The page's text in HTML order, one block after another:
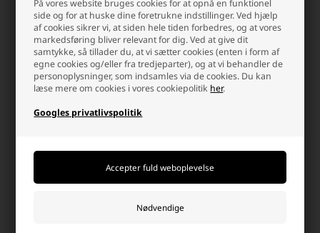
På vores website bruges cookies for at opnå en funktionel
side og for at huske dine foretrukne indstillinger. Ved hjælp
af cookies sikrer vi, at siden hele tiden forbedres, og at vores
markedsføring bliver relevant for dig. Ved at give dit
samtykke, så tillader du, at vi sætter cookies (enten i form af
egne cookies og/eller fra tredjeparter), og at vi behandler de
personoplysninger, som indsamles via de cookies. Du kan
læse mere om cookies i vores cookiepolitik her.
Googles privatlivspolitik
Skab (u)hyggelig stemning med LED
Lyskæder til edderkoppepynt
For at skabe den perfekte uhyggelige stemning til Halloween, er
LED lyskæder et must! De giver det helt rette, dunkle lys, som får
mere skræmmende. Med LED lyskæder kan du nemt tilføje en
fremhæve din pynt på en dramatisk måde. Gør din Halloween-
dekoration komplet med voresLED lyskæder, og skab en
uforglemmelig uhyggelig oplevelse!
Hvorfor handle hos batterilageret?